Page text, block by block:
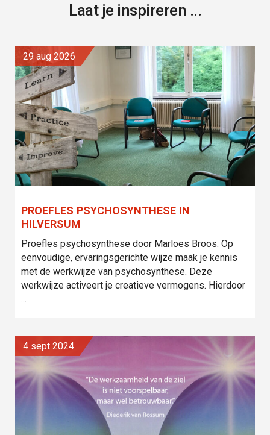
Laat je inspireren ...
29 aug 2026
PROEFLES PSYCHOSYNTHESE IN
HILVERSUM
Proefles psychosynthese door Marloes Broos. Op
eenvoudige, ervaringsgerichte wijze maak je kennis
met de werkwijze van psychosynthese. Deze
werkwijze activeert je creatieve vermogens. Hierdoor
...
4 sept 2024